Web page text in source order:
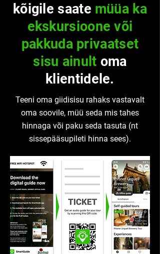
kõigile saate müüa ka
ekskursioone või
pakkuda privaatset
sisu ainult oma
klientidele.
Teeni oma giidisisu rahaks vastavalt
oma soovile, müü seda mis tahes
hinnaga või paku seda tasuta (nt
sissepääsupileti hinna sees).